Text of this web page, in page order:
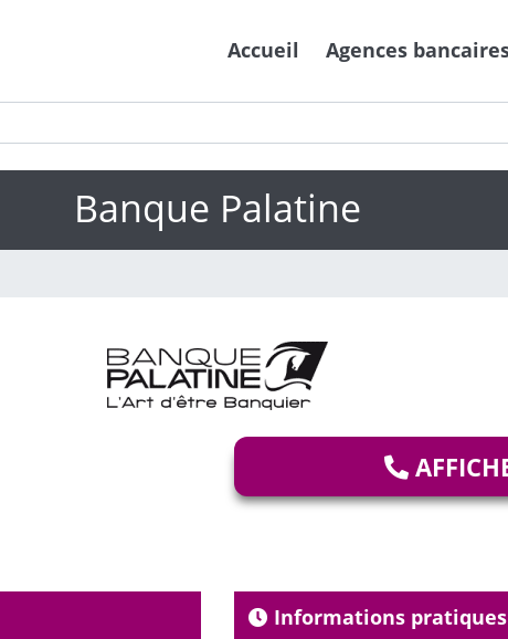
Accueil Agences
Banque Palatine
Informations pratiques